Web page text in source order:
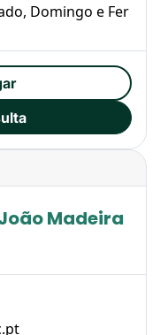
Domingo e Fer
Madeira